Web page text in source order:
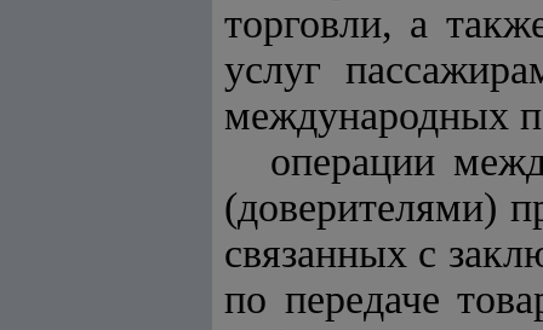
торговли, а
услуг
международных
операции
(доверителями)
связанных с
по передаче